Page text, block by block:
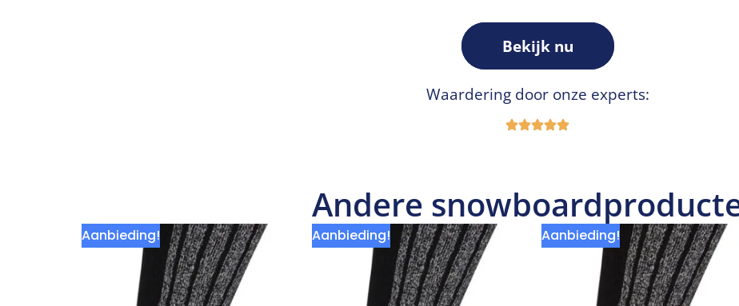
Bekijk nu
Waardering door onze experts:
Andere
Aanbieding! Aanbieding! Aanbieding!